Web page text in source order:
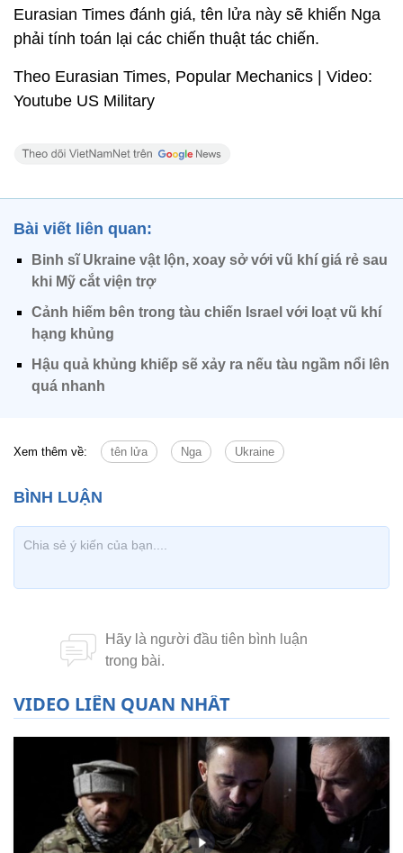
Eurasian Times đánh giá, tên lửa này sẽ khiến Nga
phải tính toán lại các chiến thuật tác chiến.
Theo Eurasian Times, Popular Mechanics | Video:
Youtube US Military
Bài viết liên quan:
Binh sĩ Ukraine vật lộn, xoay sở với vũ khí giá rẻ sau
khi Mỹ cắt viện trợ
Cảnh hiếm bên trong tàu chiến Israel với loạt vũ khí
hạng khủng
Hậu quả khủng khiếp sẽ xảy ra nếu tàu ngầm nổi lên
quá nhanh
Xem thêm về: tên lửa Nga Ukraine
VIDEO LIÊN QUAN NHẤT